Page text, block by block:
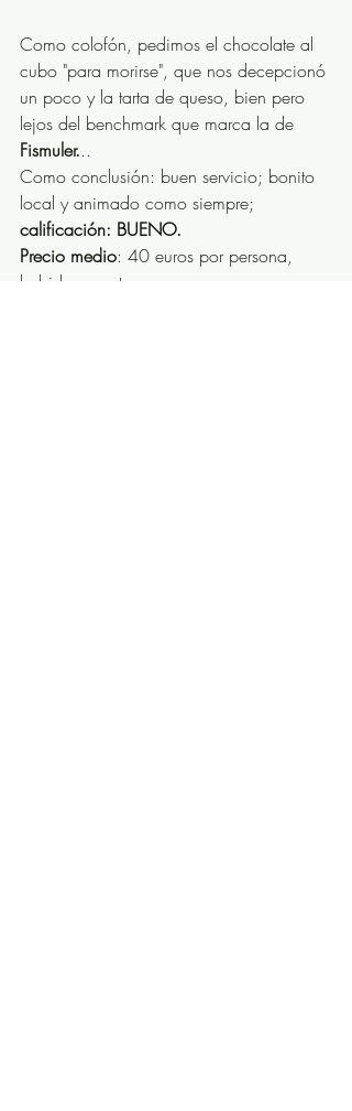
Como colofón, pedimos el chocolate al
cubo "para morirse", que nos decepcionó
un poco y la tarta de queso, bien pero
lejos del benchmark que marca la de
Fismuler...
Como conclusión: buen servicio; bonito
local y animado como siempre;
calificación: BUENO.
Precio medio: 40 euros por persona,
bebidas aparte.